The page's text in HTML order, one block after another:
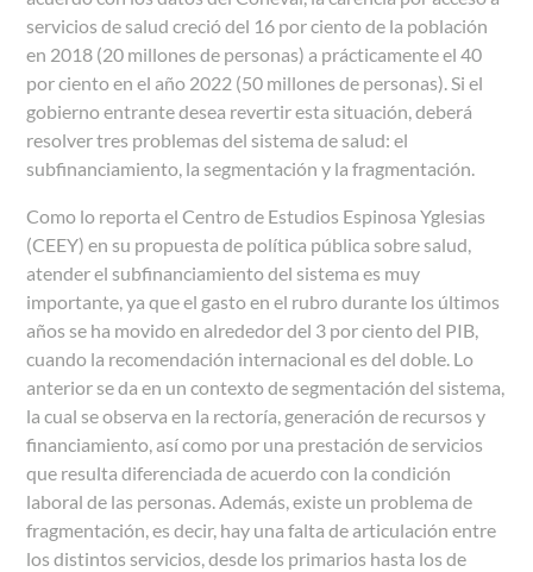
servicios de salud creció del 16 por ciento de la población
en 2018 (20 millones de personas) a prácticamente el 40
por ciento en el año 2022 (50 millones de personas). Si el
gobierno entrante desea revertir esta situación, deberá
resolver tres problemas del sistema de salud: el
subfinanciamiento, la segmentación y la fragmentación.
Como lo reporta el Centro de Estudios Espinosa Yglesias
(CEEY) en su propuesta de política pública sobre salud,
atender el subfinanciamiento del sistema es muy
importante, ya que el gasto en el rubro durante los últimos
años se ha movido en alrededor del 3 por ciento del PIB,
cuando la recomendación internacional es del doble. Lo
anterior se da en un contexto de segmentación del sistema,
la cual se observa en la rectoría, generación de recursos y
financiamiento, así como por una prestación de servicios
que resulta diferenciada de acuerdo con la condición
laboral de las personas. Además, existe un problema de
fragmentación, es decir, hay una falta de articulación entre
los distintos servicios, desde los primarios hasta los de